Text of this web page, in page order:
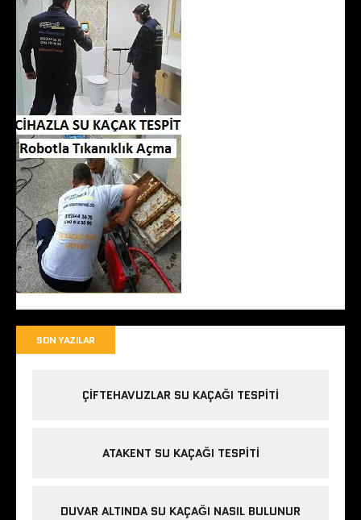
SON YAZILAR
ÇIFTEHAVUZLAR SU KAÇAĞI TESPITI
ATAKENT SU KAÇAĞI TESPITI
DUVAR ALTINDA SU KAÇAĞI NASIL BULUNUR